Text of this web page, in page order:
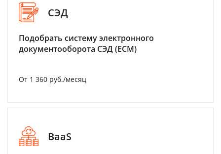
СЭД
Подобрать систему электронного
документооборота СЭД (ECM)
От 1 360 руб./месяц
BaaS